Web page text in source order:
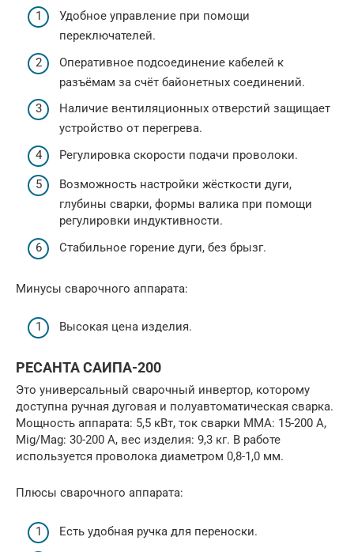
Удобное управление при помощи
переключателей.
Оперативное подсоединение кабелей к
разъёмам за счёт байонетных соединений.
Наличие вентиляционных отверстий защищает
устройство от перегрева.
Регулировка скорости подачи проволоки.
Возможность настройки жёсткости дуги,
глубины сварки, формы валика при помощи
регулировки индуктивности.
Стабильное горение дуги, без брызг.
Минусы сварочного аппарата:
Высокая цена изделия.
РЕСАНТА САИПА-200
Это универсальный сварочный инвертор, которому
доступна ручная дуговая и полуавтоматическая сварка.
Мощность аппарата: 5,5 кВт, ток сварки MMA: 15-200 А,
Mig/Mag: 30-200 А, вес изделия: 9,3 кг. В работе
используется проволока диаметром 0,8-1,0 мм.
Плюсы сварочного аппарата:
Есть удобная ручка для переноски.